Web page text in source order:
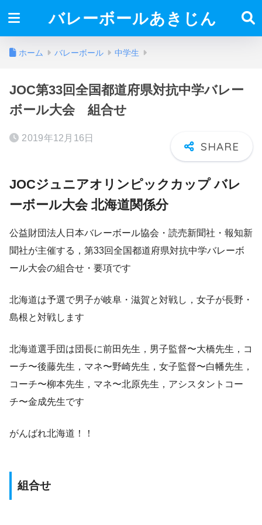
バレーボールあきじん
ホーム バレーボール 中学生
JOC第33回全国都道府県対抗中学バレー
ボール大会 組合せ
2019年12月16日
JOCジュニアオリンピックカップ バレ
ーボール大会 北海道関係分
公益財団法人日本バレーボール協会・読売新聞社・報知新
聞社が主催する，第33回全国都道府県対抗中学バレーボ
ール大会の組合せ・要項です
北海道は予選で男子が岐阜・滋賀と対戦し，女子が長野・
島根と対戦します
北海道選手団は団長に前田先生，男子監督〜大橋先生，コ
ーチ〜後藤先生，マネ〜野崎先生，女子監督〜白幡先生，
コーチ〜柳本先生，マネ〜北原先生，アシスタントコー
チ〜金成先生です
がんばれ北海道！！
組合せ